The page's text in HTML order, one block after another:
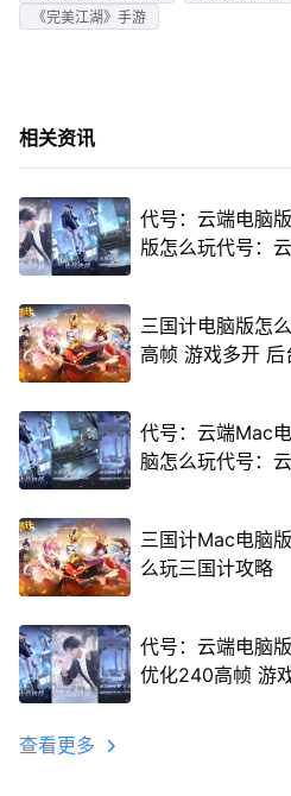
《完美江湖》手游
相关资讯
代号：云端电脑
版怎么玩代号：
三国计电脑版怎
高帧 游戏多开
代号：云端Mac
脑怎么玩代号：
三国计Mac电脑
么玩三国计攻略
代号：云端电脑
优化240高帧 游
查看更多